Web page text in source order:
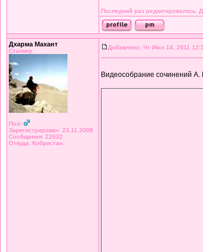
Последний раз редактировалось:
Дхарма Махант
Сталкер.
Пол:
Зарегистрирован: 23.11.2006
Сообщения: 22632
Откуда: Кобристан.
Добавлено: Чт Июл 14, 2011
Видеособрание сочинений А.